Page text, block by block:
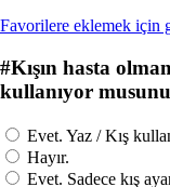
Favorilere eklemek için
#Kışın hasta
kullanıyor
Evet. Yaz / Kış
Hayır.
Evet. Sadece kış